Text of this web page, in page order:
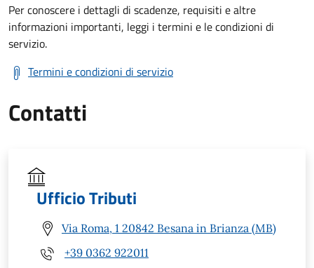
Per conoscere i dettagli di scadenze, requisiti e altre
informazioni importanti, leggi i termini e le condizioni di
servizio.
Termini e condizioni di servizio
Contatti
Ufficio Tributi
Via Roma, 1 20842 Besana in Brianza (MB)
+39 0362 922011